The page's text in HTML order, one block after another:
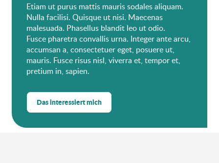
Etiam ut purus mattis mauris sodales aliquam.
Nulla facilisi. Quisque ut nisi. Maecenas
malesuada. Phasellus blandit leo ut odio.
Fusce pharetra convallis urna. Integer ante arcu,
accumsan a, consectetuer eget, posuere ut,
mauris. Fusce risus nisl, viverra et, tempor et,
pretium in, sapien.
Das interessiert mich